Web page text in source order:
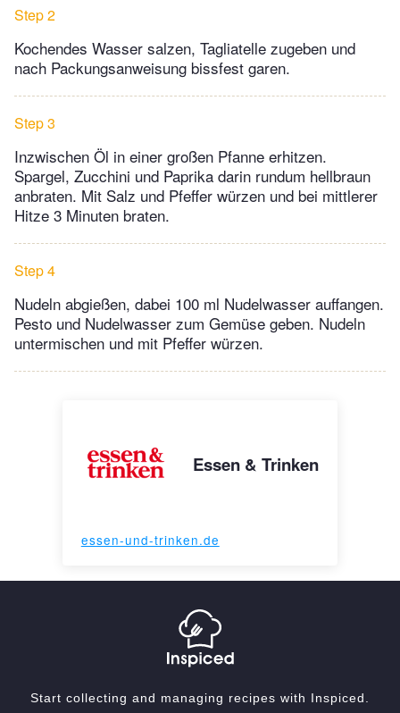
Step 2
Kochendes Wasser salzen, Tagliatelle zugeben und
nach Packungsanweisung bissfest garen.
Step 3
Inzwischen Öl in einer großen Pfanne erhitzen.
Spargel, Zucchini und Paprika darin rundum hellbraun
anbraten. Mit Salz und Pfeffer würzen und bei mittlerer
Hitze 3 Minuten braten.
Step 4
Nudeln abgießen, dabei 100 ml Nudelwasser auffangen.
Pesto und Nudelwasser zum Gemüse geben. Nudeln
untermischen und mit Pfeffer würzen.
Essen & Trinken
essen-und-trinken.de
Start collecting and managing recipes with Inspiced.